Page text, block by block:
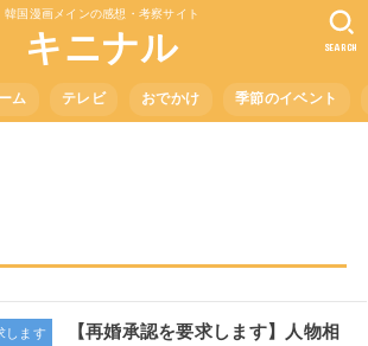
韓国漫画メインの感想・考察サイト
キニナル
ム テレビ おでかけ 季節のイベント
SEARCH
します
【再婚承認を要求します】人物相